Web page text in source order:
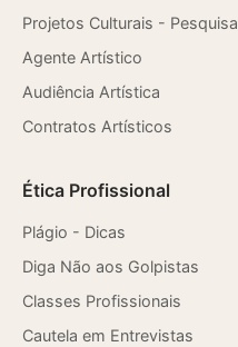
Projetos Culturais - Pesquisa
Agente Artístico
Audiência Artística
Contratos Artísticos
Ética Profissional
Plágio - Dicas
Diga Não aos Golpistas
Classes Profissionais
Cautela em Entrevistas